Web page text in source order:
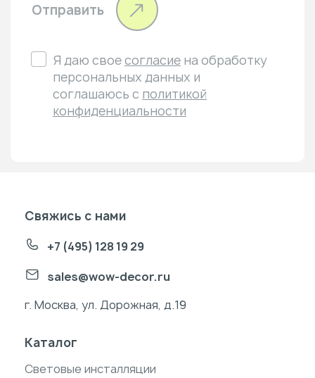
Отправить
Я даю своесогласие на обработку
персональных данных и
соглашаюсь с политикой
конфиденциальности
Свяжись с нами
+7 (495) 128 19 29
sales@wow-decor.ru
г. Москва, ул. Дорожная, д.19
Каталог
Световые инсталляции